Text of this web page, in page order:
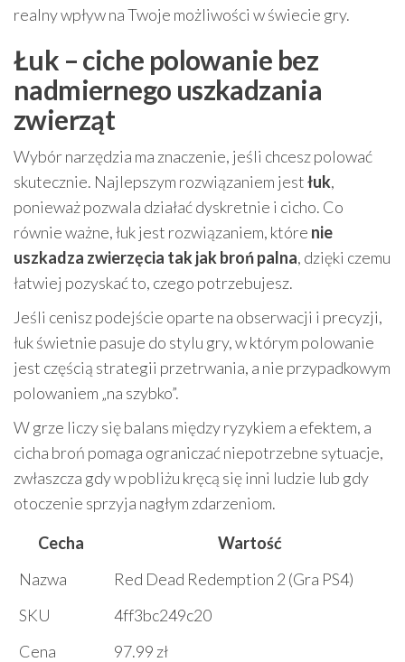
realny wpływ na Twoje możliwości w świecie gry.
Łuk – ciche polowanie bez
nadmiernego uszkadzania
zwierząt
Wybór narzędzia ma znaczenie, jeśli chcesz polować
skutecznie. Najlepszym rozwiązaniem jestłuk,
ponieważ pozwala działać dyskretnie i cicho. Co
równie ważne, łuk jest rozwiązaniem, które nie
uszkadza zwierzęcia tak jak broń palna, dzięki czemu
łatwiej pozyskać to, czego potrzebujesz.
Jeśli cenisz podejście oparte na obserwacji i precyzji,
łuk świetnie pasuje do stylu gry, w którym polowanie
jest częścią strategii przetrwania, a nie przypadkowym
polowaniem „na szybko”.
W grze liczy się balans między ryzykiem a efektem, a
cicha broń pomaga ograniczać niepotrzebne sytuacje,
zwłaszcza gdy w pobliżu kręcą się inni ludzie lub gdy
otoczenie sprzyja nagłym zdarzeniom.
Cecha
Wartość
Nazwa
Red Dead Redemption 2 (Gra PS4)
SKU
4ff3bc249c20
Cena
97.99 zł